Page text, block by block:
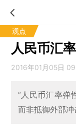
观点
人民币汇
2016年01月05日
“人民币汇率弹
而非抵御外部